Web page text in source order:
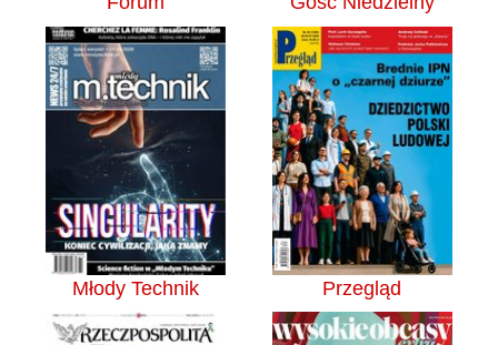
Młody Technik Przegląd